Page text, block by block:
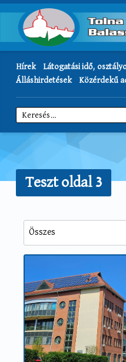
Hírek
Látogatási idő,
Álláshirdetések
Közérdekű
Keresés:
Teszt oldal 3